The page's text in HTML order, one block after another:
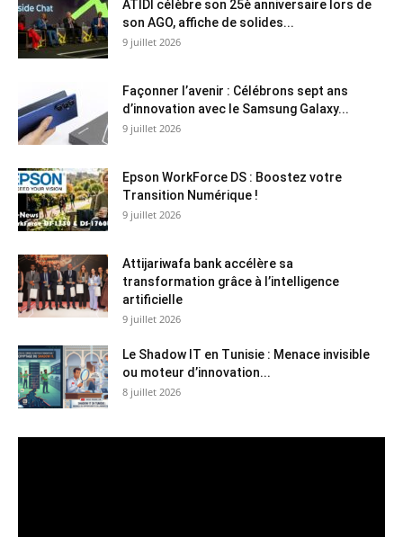
ATIDI célèbre son 25è anniversaire lors de
son AGO, affiche de solides...
9 juillet 2026
Façonner l’avenir : Célébrons sept ans
d’innovation avec le Samsung Galaxy...
9 juillet 2026
Epson WorkForce DS : Boostez votre
Transition Numérique !
9 juillet 2026
Attijariwafa bank accélère sa
transformation grâce à l’intelligence
artificielle
9 juillet 2026
Le Shadow IT en Tunisie : Menace invisible
ou moteur d’innovation...
8 juillet 2026